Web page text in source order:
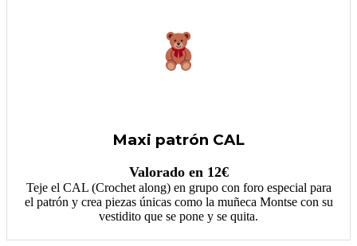
Maxi patrón CAL
Valorado en 12€
Teje el CAL (Crochet along) en grupo con foro especial para
el patrón y crea piezas únicas como la muñeca Montse con su
vestidito que se pone y se quita.